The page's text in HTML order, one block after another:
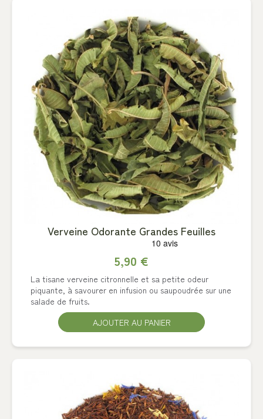
Verveine Odorante Grandes Feuilles
5,90 €
La tisane verveine citronnelle et sa petite odeur
piquante, à savourer en infusion ou saupoudrée sur une
salade de fruits.
AJOUTER AU PANIER